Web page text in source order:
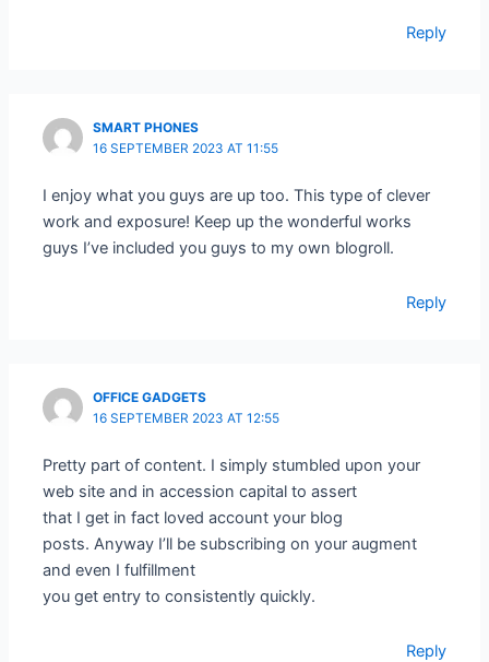
Reply
SMART PHONES
16 SEPTEMBER 2023 AT 11:55
I enjoy what you guys are up too. This type of clever
work and exposure! Keep up the wonderful works
guys I’ve included you guys to my own blogroll.
Reply
OFFICE GADGETS
16 SEPTEMBER 2023 AT 12:55
Pretty part of content. I simply stumbled upon your
web site and in accession capital to assert
that I get in fact loved account your blog
posts. Anyway I’ll be subscribing on your augment
and even I fulfillment
you get entry to consistently quickly.
Reply